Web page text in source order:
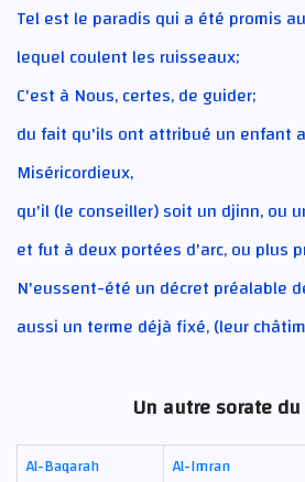
Tel est le paradis qui a été promis
lequel coulent les ruisseaux;
C'est à Nous, certes, de guider;
du fait qu'ils ont attribué un enfant
Miséricordieux,
qu'il (le conseiller) soit un djinn, ou
et fut à deux portées d'arc, ou plus
N'eussent-été un décret préalable
aussi un terme déjà fixé, (leur
Un autre sorate du
Al-Baqarah Al-Imran